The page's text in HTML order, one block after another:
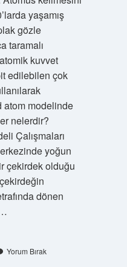
yaşamış
gözle
taramalı
kuvvet
edilebilen çok
atom modelinde
nelerdir?
Çalışmaları
yoğun
çekirdek olduğu
dönen
Yorum Bırak